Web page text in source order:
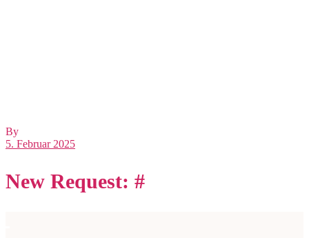
By
5. Februar 2025
New Request: #